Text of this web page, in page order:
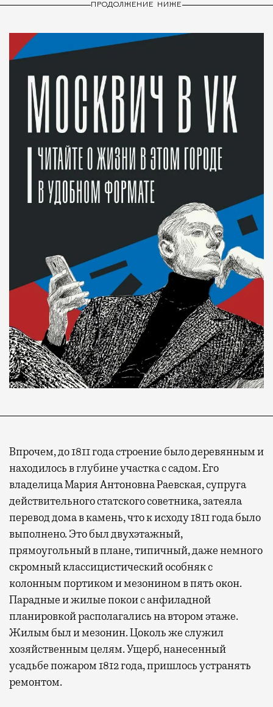
ПРОДОЛЖЕНИЕ НИЖЕ
Впрочем, до 1811 года строение было деревянным и
находилось в глубине участка с садом. Его
владелица Мария Антоновна Раевская, супруга
действительного статского советника, затеяла
перевод дома в камень, что к исходу 1811 года было
выполнено. Это был двухэтажный,
прямоугольный в плане, типичный, даже немного
скромный классицистический особняк с
колонным портиком и мезонином в пять окон.
Парадные и жилые покои с анфиладной
планировкой располагались на втором этаже.
Жилым был и мезонин. Цоколь же служил
хозяйственным целям. Ущерб, нанесенный
усадьбе пожаром 1812 года, пришлось устранять
ремонтом.